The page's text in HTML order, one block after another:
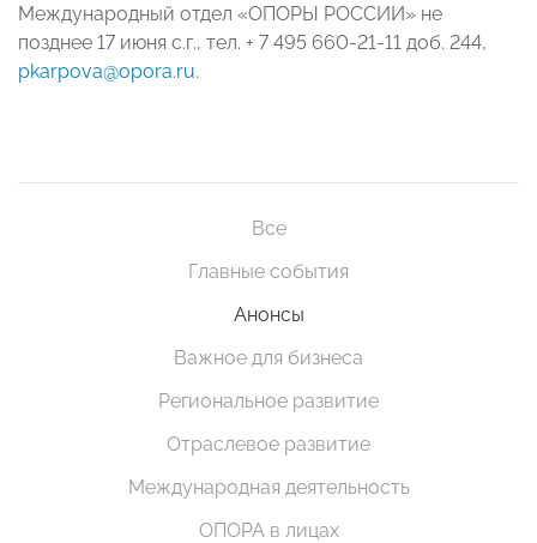
Международный отдел «ОПОРЫ РОССИИ» не
позднее 17 июня с.г., тел. + 7 495 660-21-11 доб. 244,
pkarpova@opora.ru.
Все
Главные события
Анонсы
Важное для бизнеса
Региональное развитие
Отраслевое развитие
Международная деятельность
ОПОРА в лицах